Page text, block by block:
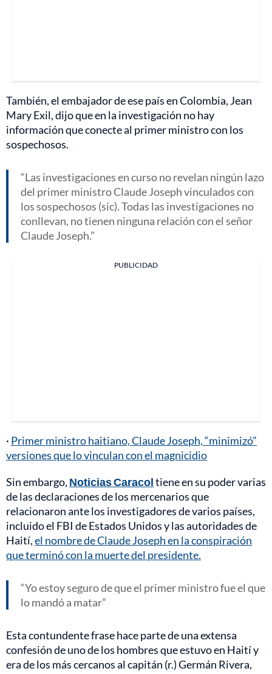
También, el embajador de ese país en Colombia, Jean
Mary Exil, dijo que en la investigación no hay
información que conecte al primer ministro con los
sospechosos.
Las investigaciones en curso no revelan ningún lazo
del primer ministro Claude Joseph vinculados con
los sospechosos (sic). Todas las investigaciones no
conllevan, no tienen ninguna relación con el señor
Claude Joseph.
PUBLICIDAD
· Primer ministro haitiano, Claude Joseph, “minimizó”
versiones que lo vinculan con el magnicidio
Sin embargo, Noticias Caracoltiene en su poder varias
de las declaraciones de los mercenarios que
relacionaron ante los investigadores de varios países,
incluido el FBI de Estados Unidos y las autoridades de
Haití,el nombre de Claude Joseph en la conspiración
que terminó con la muerte del presidente.
Yo estoy seguro de que el primer ministro fue el que
lo mandó a matar
Esta contundente frase hace parte de una extensa
confesión de uno de los hombres que estuvo en Haití y
era de los más cercanos al capitán (r.) Germán Rivera,